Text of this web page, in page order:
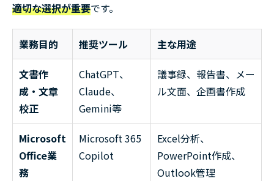
適切な選択が重要です。
業務目的 推奨ツール 主な用途
文書作
成・文章
校正
ChatGPT、
Claude、
Gemini等
議事録、報告書、メー
ル文面、企画書作成
Microsoft
Office業
務
Microsoft 365
Copilot
Excel分析、
PowerPoint作成、
Outlook管理